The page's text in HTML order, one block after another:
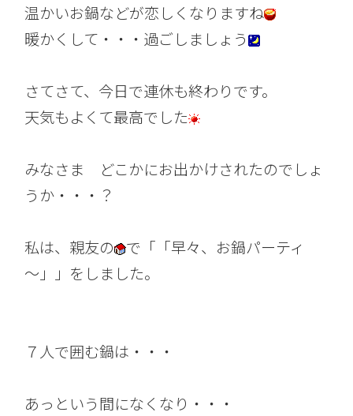
温かいお鍋などが恋しくなりますね
暖かくして・・・過ごしましょう
さてさて、今日で連休も終わりです。
天気もよくて最高でした
みなさま どこかにお出かけされたのでしょ
うか・・・？
私は、親友の で「「早々、お鍋パーティ
～」」をしました。
７人で囲む鍋は・・・
あっという間になくなり・・・